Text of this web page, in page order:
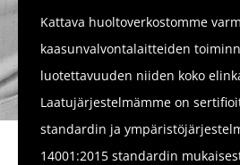
Kattava huoltoverkostomme
kaasunvalvontalaitteiden
luotettavuuden niiden koko
Laatujärjestelmämme on
standardin ja
14001:2015 standardin